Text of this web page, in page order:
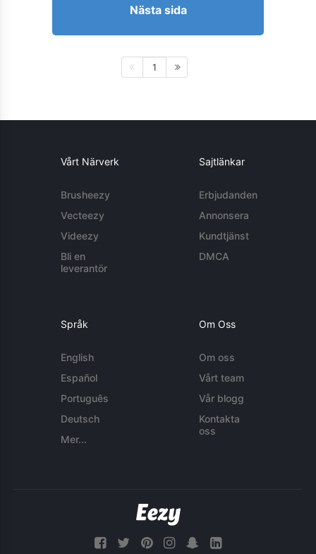
Nästa sida
1
Vårt Närverk
Brusheezy
Vecteezy
Videezy
Bli en
leverantör
Sajtlänkar
Erbjudanden
Annonsera
Kundtjänst
DMCA
Språk
English
Español
Português
Deutsch
Mer...
Om Oss
Om oss
Vårt team
Vår blogg
Kontakta
oss